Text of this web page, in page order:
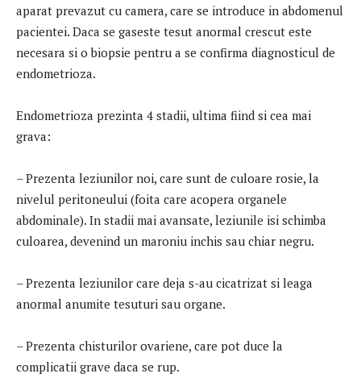
aparat prevazut cu camera, care se introduce in abdomenul
pacientei. Daca se gaseste tesut anormal crescut este
necesara si o biopsie pentru a se confirma diagnosticul de
endometrioza.
Endometrioza prezinta 4 stadii, ultima fiind si cea mai
grava:
– Prezenta leziunilor noi, care sunt de culoare rosie, la
nivelul peritoneului (foita care acopera organele
abdominale). In stadii mai avansate, leziunile isi schimba
culoarea, devenind un maroniu inchis sau chiar negru.
– Prezenta leziunilor care deja s-au cicatrizat si leaga
anormal anumite tesuturi sau organe.
– Prezenta chisturilor ovariene, care pot duce la
complicatii grave daca se rup.